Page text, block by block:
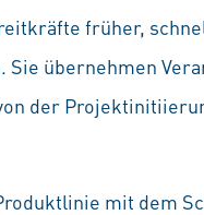
früher,
Sie übernehmen
der
mit dem